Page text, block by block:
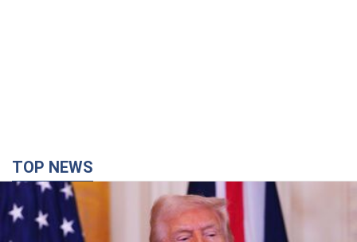
TOP NEWS